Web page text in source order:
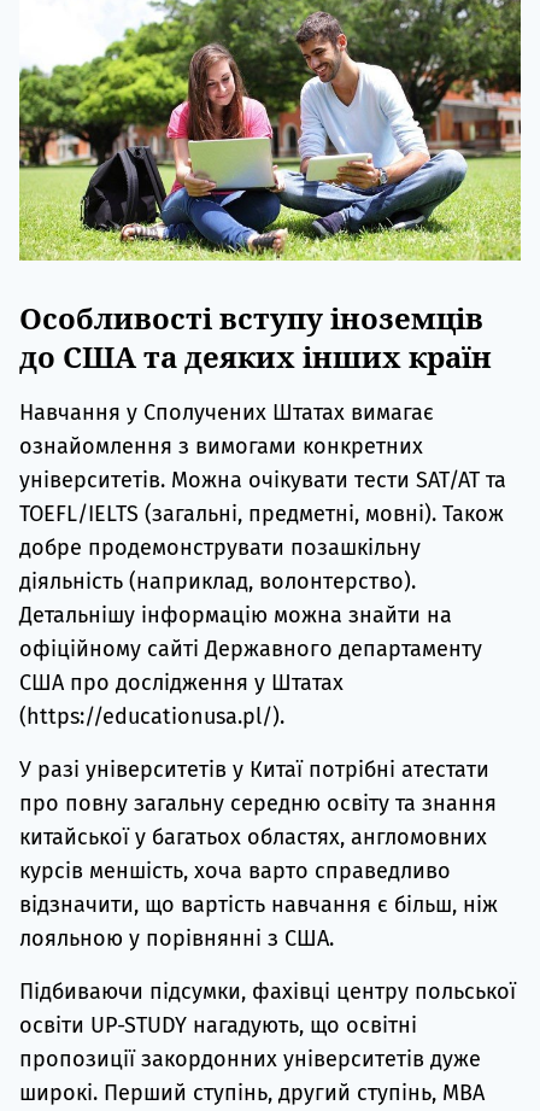
Особливості вступу іноземців
до США та деяких інших країн
Навчання у Сполучених Штатах вимагає
ознайомлення з вимогами конкретних
університетів. Можна очікувати тести SAT/AT та
TOEFL/IELTS (загальні, предметні, мовні). Також
добре продемонструвати позашкільну
діяльність (наприклад, волонтерство).
Детальнішу інформацію можна знайти на
офіційному сайті Державного департаменту
США про дослідження у Штатах
(https://educationusa.pl/).
У разі університетів у Китаї потрібні атестати
про повну загальну середню освіту та знання
китайської у багатьох областях, англомовних
курсів меншість, хоча варто справедливо
відзначити, що вартість навчання є більш, ніж
лояльною у порівнянні з США.
Підбиваючи підсумки, фахівці центру польської
освіти UP-STUDY нагадують, що освітні
пропозиції закордонних університетів дуже
широкі. Перший ступінь, другий ступінь, MBA